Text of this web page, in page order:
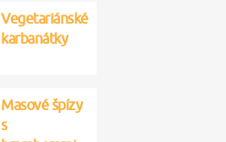
Masové špízy
s
Vegetariánské
karbanátky